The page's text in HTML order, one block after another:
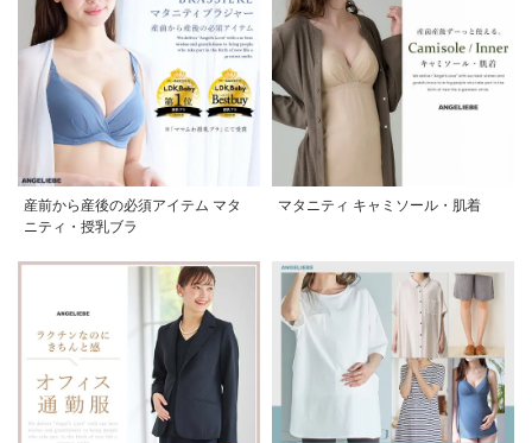
産前から産後の必須アイテム マタ
ニティ・授乳ブラ
マタニティ キャミソール・肌着